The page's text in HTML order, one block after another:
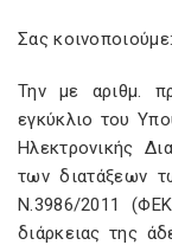
Σας κοινοποιούμε:
Την με αριθμ.
εγκύκλιο του
Ηλεκτρονικής
των διατάξεων
Ν.3986/2011
διάρκειας της